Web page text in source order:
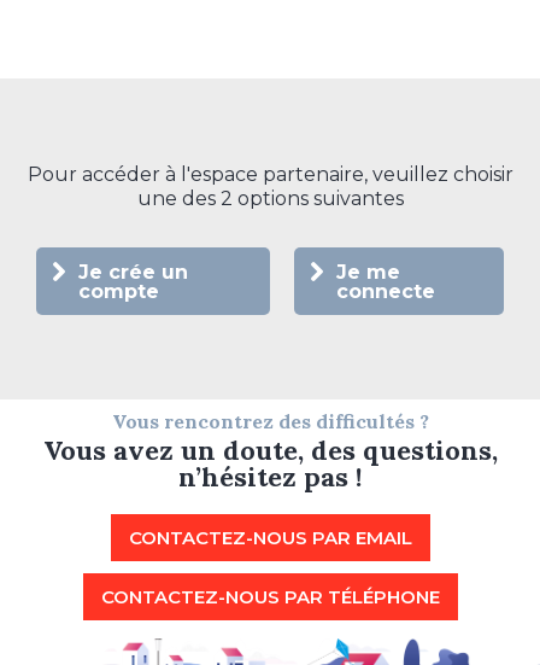
Pour accéder à l'espace partenaire, veuillez choisir
une des 2 options suivantes
Je crée un
compte
Je me
connecte
Vous rencontrez des difficultés ?
Vous avez un doute, des questions,
n’hésitez pas !
CONTACTEZ-NOUS PAR EMAIL
CONTACTEZ-NOUS PAR TÉLÉPHONE